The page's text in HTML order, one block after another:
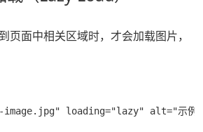
页面中相关区域时，才会加载图片，
image.jpg" loading="lazy" alt="示例